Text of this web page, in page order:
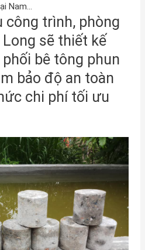
Nam…
công trình, phòng
sẽ thiết kế
bê tông phun
bảo độ an toàn
chi phí tối ưu